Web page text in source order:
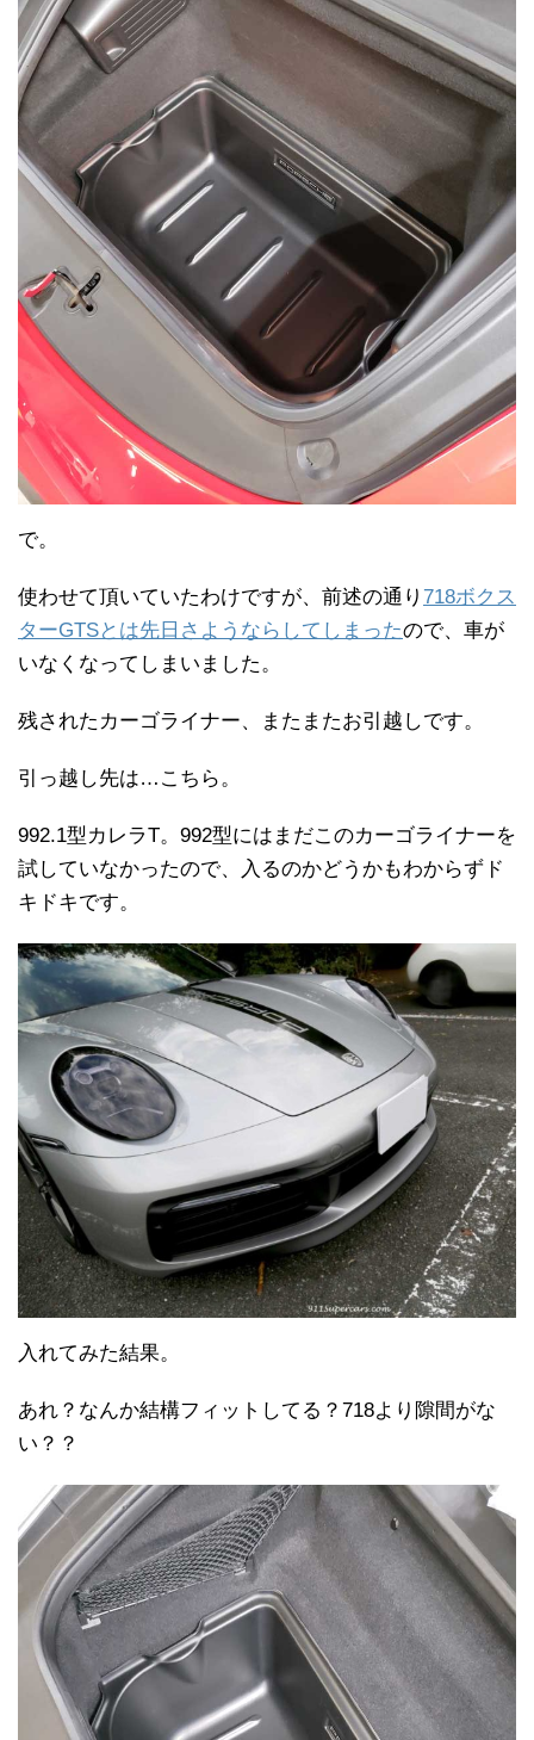
で。
使わせて頂いていたわけですが、前述の通り 718ボクス
ターGTSとは先日さようならしてしまったので、車が
いなくなってしまいました。
残されたカーゴライナー、またまたお引越しです。
引っ越し先は…こちら。
992.1型カレラT。992型にはまだこのカーゴライナーを
試していなかったので、入るのかどうかもわからずド
キドキです。
入れてみた結果。
あれ？なんか結構フィットしてる？718より隙間がな
い？？